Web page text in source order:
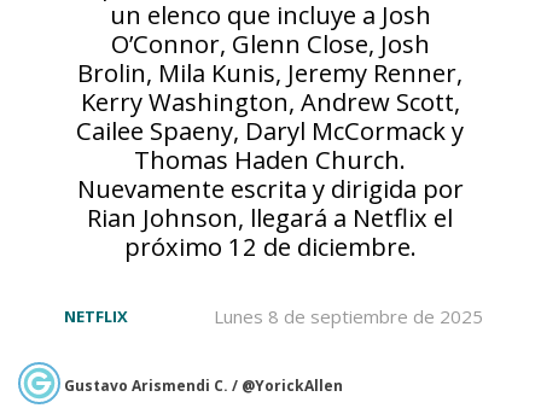
un elenco que incluye a Josh
O’Connor, Glenn Close, Josh
Brolin, Mila Kunis, Jeremy Renner,
Kerry Washington, Andrew Scott,
Cailee Spaeny, Daryl McCormack y
Thomas Haden Church.
Nuevamente escrita y dirigida por
Rian Johnson, llegará a Netflix el
próximo 12 de diciembre.
Lunes 8 de septiembre de 2025
NETFLIX
Gustavo Arismendi C. / @YorickAllen